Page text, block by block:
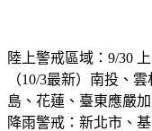
陸上警戒區域：9/30
（10/3最新）南投、
島、花蓮、臺東應嚴加
降雨警戒：新北市、基